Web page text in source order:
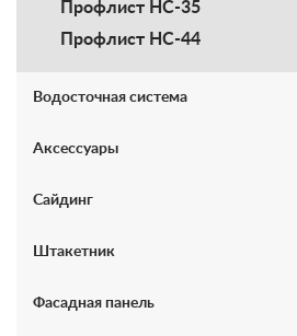
Профлист НC-35
Профлист НС-44
Водосточная система
Полукруглые
Комбинированные
120/130/150
Аксессуары
Сайдинг
Плоский
Блок-Хаус
Штакетник
Металлоштакетник
Фасадная панель